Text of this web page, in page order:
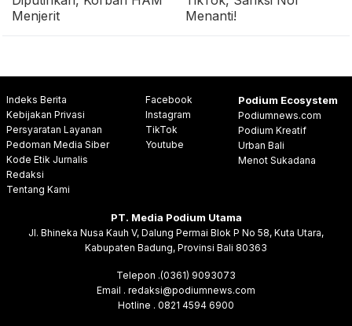
Menjerit
Menanti!
Indeks Berita
Kebijakan Privasi
Persyaratan Layanan
Pedoman Media Siber
Kode Etik Jurnalis
Redaksi
Tentang Kami
Facebook
Instagram
TikTok
Youtube
Podium Ecosystem
Podiumnews.com
Podium Kreatif
Urban Bali
Menot Sukadana
PT. Media Podium Utama
Jl. Bhineka Nusa Kauh V, Dalung Permai Blok P No 58, Kuta Utara,
Kabupaten Badung, Provinsi Bali 80363
Telepon .(0361) 9093073
Email . redaksi@podiumnews.com
Hotline . 0821 4594 6900